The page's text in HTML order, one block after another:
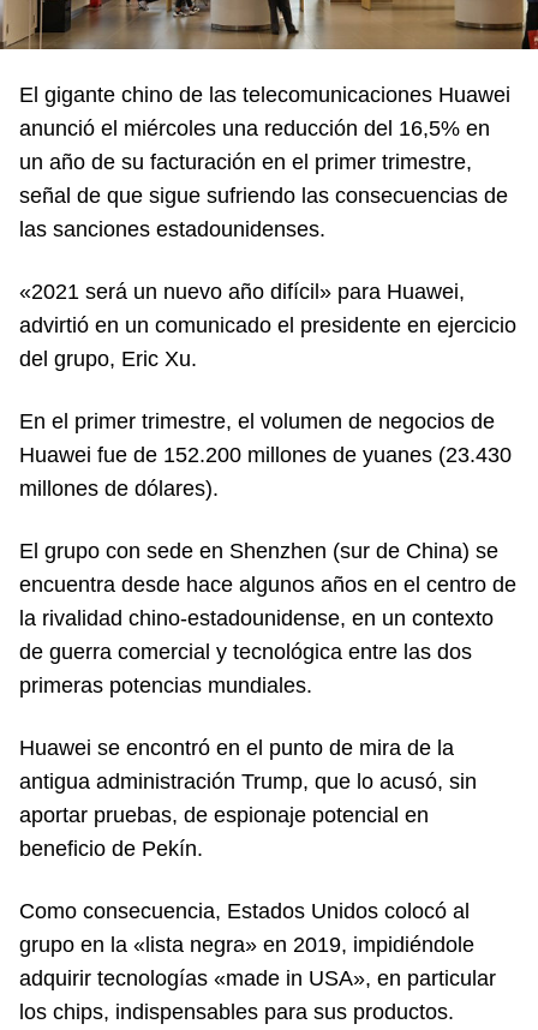
El gigante chino de las telecomunicaciones Huawei
anunció el miércoles una reducción del 16,5% en
un año de su facturación en el primer trimestre,
señal de que sigue sufriendo las consecuencias de
las sanciones estadounidenses.
«2021 será un nuevo año difícil» para Huawei,
advirtió en un comunicado el presidente en ejercicio
del grupo, Eric Xu.
En el primer trimestre, el volumen de negocios de
Huawei fue de 152.200 millones de yuanes (23.430
millones de dólares).
El grupo con sede en Shenzhen (sur de China) se
encuentra desde hace algunos años en el centro de
la rivalidad chino-estadounidense, en un contexto
de guerra comercial y tecnológica entre las dos
primeras potencias mundiales.
Huawei se encontró en el punto de mira de la
antigua administración Trump, que lo acusó, sin
aportar pruebas, de espionaje potencial en
beneficio de Pekín.
Como consecuencia, Estados Unidos colocó al
grupo en la «lista negra» en 2019, impidiéndole
adquirir tecnologías «made in USA», en particular
los chips, indispensables para sus productos.